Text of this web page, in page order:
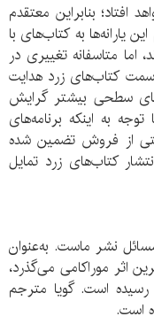
افتاد؛ بنابراین معتقدم
یارانه‌ها به کتاب‌های با
متاسفانه تغییری در
سمت کتاب‌های زرد هدایت
سطحی بیشتر گرایش
به اینکه برنامه‌های
از فروش تضمین شده
کتاب‌های زرد تمایل
نشر ماست. به‌عنوان
از انتشار آخرین اثر موراکامی می‌گذرد،
است. گویا مترجم
است.